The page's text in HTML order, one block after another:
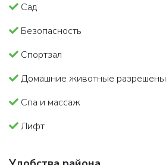
Сад
Безопасность
Спортзал
Домашние животные разрешены
Спа и массаж
Лифт